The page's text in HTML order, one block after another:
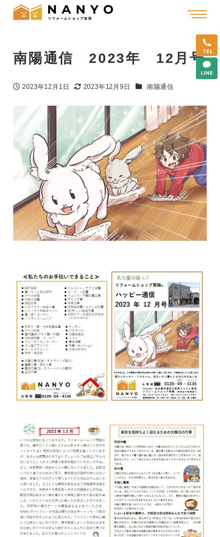
南陽通信 2023年 12月号
投稿日
2023年12月1日
更新日
2023年12月9日 カテゴリー
南陽通信